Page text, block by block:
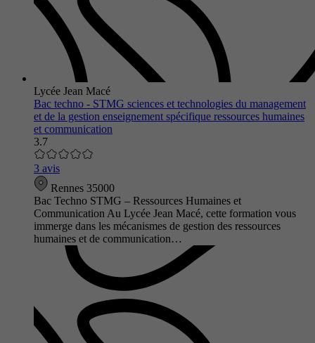
Lycée Jean Macé
Bac techno - STMG sciences et technologies du management
et de la gestion enseignement spécifique ressources humaines
et communication
3.7
3 avis
Rennes 35000
Bac Techno STMG – Ressources Humaines et
Communication Au Lycée Jean Macé, cette formation vous
immerge dans les mécanismes de gestion des ressources
humaines et de communication…